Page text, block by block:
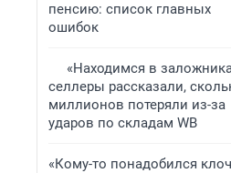
пенсию: список главных
ошибок
«Находимся в
селлеры рассказали,
миллионов потеряли из-за
ударов по складам WB
«Кому-то понадобился